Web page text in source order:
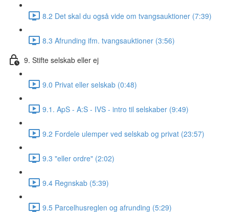
8.2 Det skal du også vide om tvangsauktioner (7:39)
8.3 Afrunding ifm. tvangsauktioner (3:56)
9. Stifte selskab eller ej
9.0 Privat eller selskab (0:48)
9.1. ApS - A:S - IVS - intro til selskaber (9:49)
9.2 Fordele ulemper ved selskab og privat (23:57)
9.3 "eller ordre" (2:02)
9.4 Regnskab (5:39)
9.5 Parcelhusreglen og afrunding (5:29)